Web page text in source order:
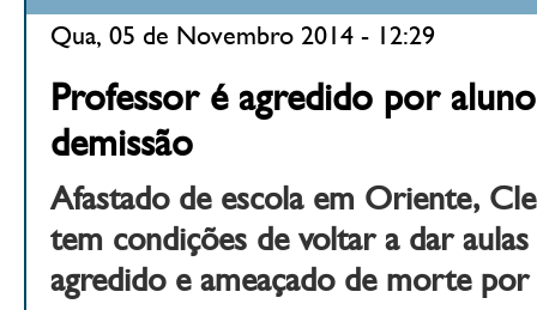
Qua, 05 de Novembro 2014 - 12:29
Professor é agredido por
demissão
Afastado de escola em Oriente,
tem condições de voltar a dar
agredido e ameaçado de morte